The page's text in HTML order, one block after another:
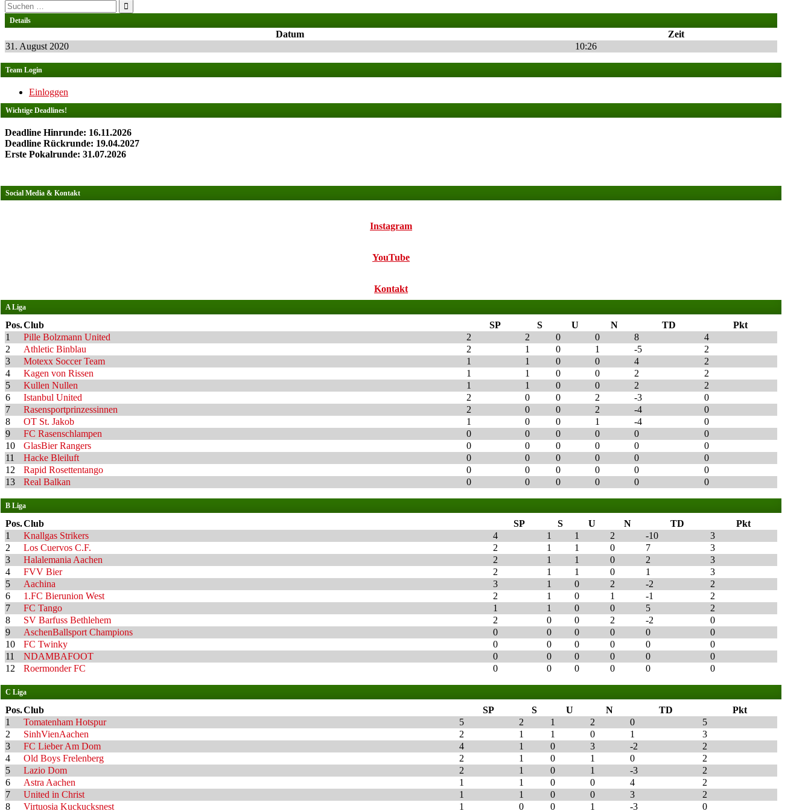
Suchen
nach:
Details
Datum
Zeit
31. August 2020
10:26
Team Login
Einloggen
Wichtige Deadlines!
Deadline Hinrunde: 16.11.2026
Deadline Rückrunde: 19.04.2027
Erste Pokalrunde: 31.07.2026
Social Media & Kontakt
Instagram
YouTube
Kontakt
A Liga
Pos.Club SP S U N TD
Pkt
1
Pille Bolzmann United 2 2 0 0 8
4
2
Athletic Binblau 2 1 0 1 -5
2
3
Motexx Soccer Team 1 1 0 0 4
2
4
Kagen von Rissen 1 1 0 0 2
2
5
Kullen Nullen 1 1 0 0 2
2
6
Istanbul United 2 0 0 2 -3
0
7
Rasensportprinzessinnen 2 0 0 2 -4
0
8
OT St. Jakob 1 0 0 1 -4
0
9
FC Rasenschlampen 0 0 0 0 0
0
10
GlasBier Rangers 0 0 0 0 0
0
11
Hacke Bleiluft 0 0 0 0 0
0
12
Rapid Rosettentango 0 0 0 0 0
0
13
Real Balkan 0 0 0 0 0 0
B Liga
Pos.Club SP S U N TD
Pkt
1
Knallgas Strikers 4 1 1 2 -10
3
2
Los Cuervos C.F. 2 1 1 0 7
3
3
Halalemania Aachen 2 1 1 0 2
3
4
FVV Bier 2 1 1 0 1
3
5
Aachina 3 1 0 2 -2
2
6
1.FC Bierunion West 2 1 0 1 -1
2
7
FC Tango 1 1 0 0 5
2
8
SV Barfuss Bethlehem 2 0 0 2 -2
0
9
AschenBallsport Champions 0 0 0 0 0
0
10
FC Twinky 0 0 0 0 0
0
11
NDAMBAFOOT 0 0 0 0 0
0
12
Roermonder FC 0 0 0 0 0 0
C Liga
Pos.Club SP S U N TD
Pkt
1
Tomatenham Hotspur 5 2 1 2 0
5
2
SinhVienAachen 2 1 1 0 1
3
3
FC Lieber Am Dom 4 1 0 3 -2
2
4
Old Boys Frelenberg 2 1 0 1 0
2
5
Lazio Dom 2 1 0 1 -3
2
6
Astra Aachen 1 1 0 0 4
2
7
United in Christ 1 1 0 0 3
2
8
Virtuosia Kuckucksnest 1 0 0 1 -3 0